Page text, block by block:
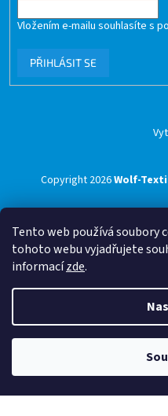
Tento web používá soubory
tohoto webu vyjadřujete
informacízde.
Vložením e-mailu souhlasíte s
PŘIHLÁSIT SE
Copyright 2026Wolf-